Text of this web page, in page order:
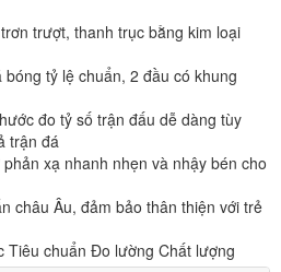
trượt, thanh trục bằng kim loại
tỷ lệ chuẩn, 2 đầu có khung
đo tỷ số trận đấu dễ dàng tùy
trận đá
xạ nhanh nhẹn và nhậy bén cho
châu Âu, đảm bảo thân thiện với trẻ
chuẩn Đo lường Chất lượng